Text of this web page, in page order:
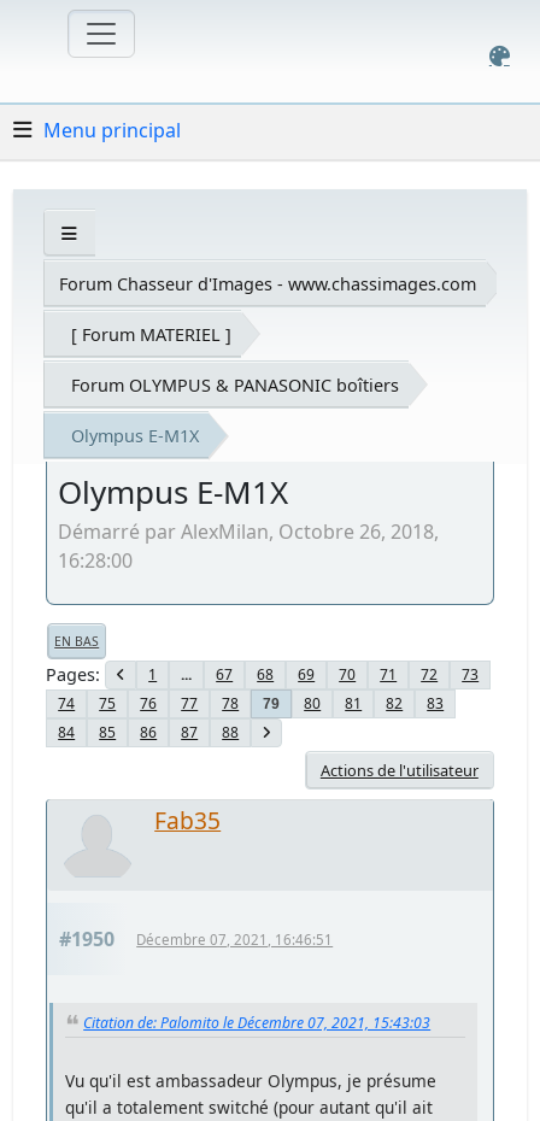
Menu principal
Forum Chasseur d'Images - www.chassimages.com
[ Forum MATERIEL ]
Forum OLYMPUS & PANASONIC boîtiers
Olympus E-M1X
Olympus E-M1X
Démarré par AlexMilan, Octobre 26, 2018,
16:28:00
EN BAS
Pages 1 ... 67 68 69 70 71 72
73
74
75 76 77 78 79 80 81 82
83
84
85 86 87 88
Actions de l'utilisateur
Fab35
#1950 Décembre 07, 2021, 16:46:51
Citation de: Palomito le Décembre 07, 2021, 15:43:03
Vu qu'il est ambassadeur Olympus, je présume
qu'il a totalement switché (pour autant qu'il ait